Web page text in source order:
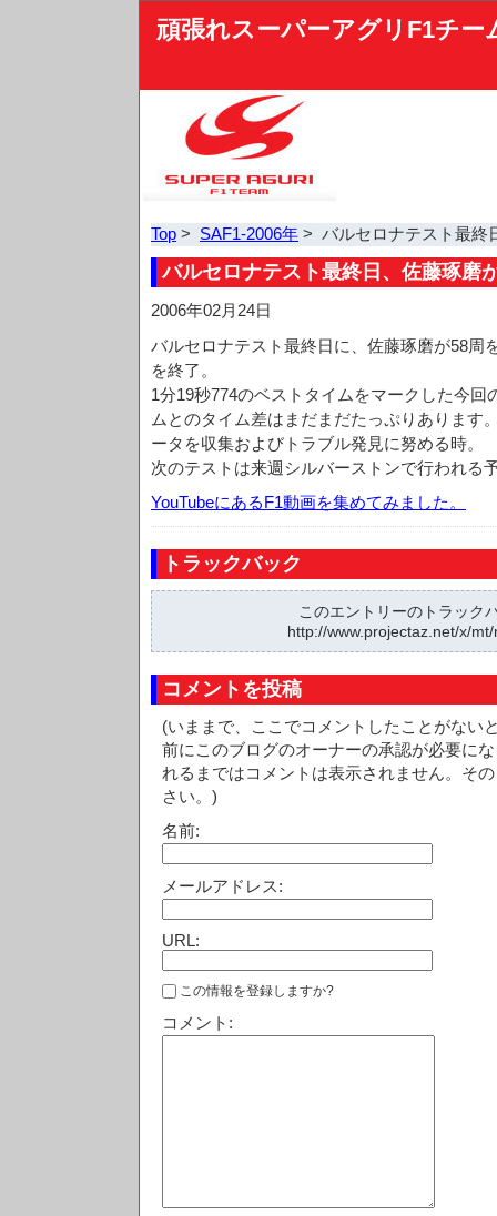
頑張れスーパーアグリF1チー
Top > SAF1-2006年 > バルセロナテスト最終
バルセロナテスト最終日、佐藤琢磨
2006年02月24日
バルセロナテスト最終日に、佐藤琢磨が58周
を終了。
1分19秒774のベストタイムをマークした今回
ムとのタイム差はまだまだたっぷりあります
ータを収集およびトラブル発見に努める時。
次のテストは来週シルバーストンで行われる
YouTubeにあるF1動画を集めてみました。
トラックバック
このエントリーのトラック
http://www.projectaz.net/x/
コメントを投稿
(いままで、ここでコメントしたことがない
前にこのブログのオーナーの承認が必要に
れるまではコメントは表示されません。そ
さい。)
名前:
メールアドレス:
URL:
この情報を登録しますか?
コメント: